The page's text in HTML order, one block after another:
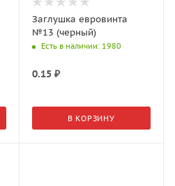
Заглушка евровинта
№13 (черный)
Есть в наличии: 1980
0.15₽
В КОРЗИНУ